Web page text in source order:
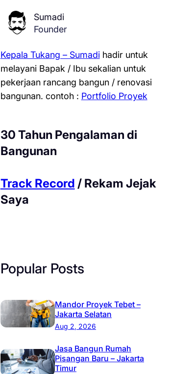
Sumadi
Founder
Kepala Tukang – Sumadihadir untuk
melayani Bapak / Ibu sekalian untuk
pekerjaan rancang bangun / renovasi
bangunan. contoh : Portfolio Proyek
30 Tahun Pengalaman di
Bangunan
Track Record / Rekam Jejak
Saya
Popular Posts
Mandor Proyek Tebet –
Jakarta Selatan
Aug 2, 2026
Jasa Bangun Rumah
Pisangan Baru – Jakarta
Timur